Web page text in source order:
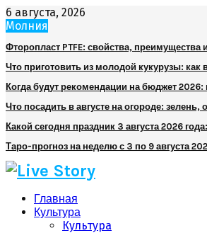
6 августа, 2026
Молния
Фторопласт PTFE: свойства,
Что приготовить из молодой кукурузы: как
Когда будут рекомендации на бюджет 2026:
Что посадить в августе на огороде:
Какой сегодня праздник 3 августа 2026
Таро-прогноз на неделю с 3 по 9 августа
Главная
Культура
Культура